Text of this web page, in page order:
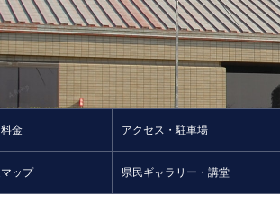
金 アクセス・駐車場
ップ 県民ギャラリー・講堂